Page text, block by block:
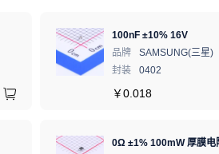
100nF ±10% 16V
品牌
SAMSUNG(三星)
封装
0402
￥0.018
0Ω ±1% 100mW 厚膜电